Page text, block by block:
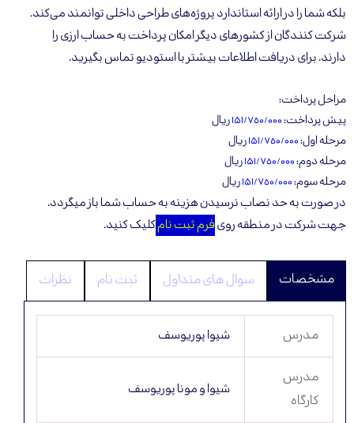
‬بلکه‭ ‬شما‭ ‬را‭ ‬در‭ ‬ارائه‭ ‬استاندارد‭ ‬پروژه‌های‭ ‬طراحی‭ ‬داخلی‌‭ ‬توانمند‭ ‬می‌کند‭.
شرکت کنندگان از کشور‌های دیگر امکان پرداخت به حساب ارزی را
دارند. برای دریافت اطلاعات بیشتر با استودیو تماس بگیرید.
مراحل پرداخت:
پیش پرداخت:۱۵۱/٧٥٠/٠٠٠ريال
مرحله اول:۱۵۱/٧٥٠/٠٠٠ريال
مرحله دوم:۱۵۱/٧٥٠/٠٠٠ريال
مرحله سوم:۱۵۱/٧٥٠/٠٠٠ريال
در صورت به حد نصاب نرسیدن هزینه به حساب شما باز میگردد.
جهت شرکت در منطقه‌ رویفرم ثبت نامکلیک کنید.
سوال ‌های متداول ثبت نام نظرات
مدرس شیوا پوریوسف
مدرس
کارگاه
شیوا و مونا پوریوسف